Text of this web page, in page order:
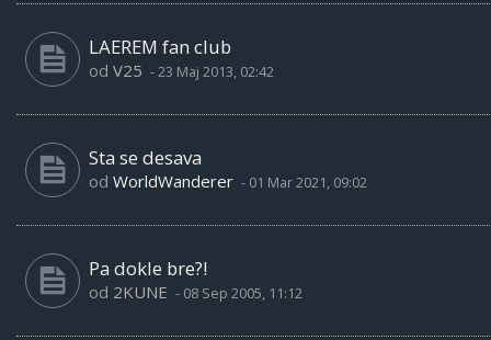
LAEREM fan club
od V25 -23 Maj 2013, 02:42
Sta se desava
od WorldWanderer - 01 Mar 2021, 09:02
Pa dokle bre?!
od 2KUNE - 08 Sep 2005, 11:12